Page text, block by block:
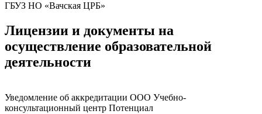
ГБУЗ НО «Вачская ЦРБ»
Лицензии и документы на
осуществление образовательной
деятельности
Уведомление об аккредитации ООО Учебно-
консультационный центр Потенциал